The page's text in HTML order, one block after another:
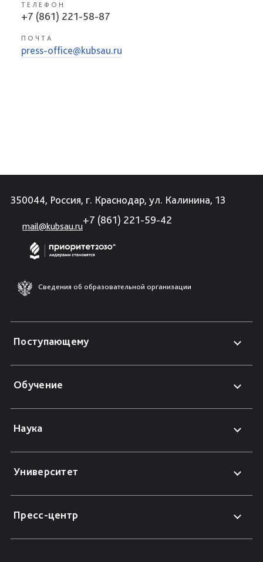
ТЕЛЕФОН
+7 (861) 221-58-87
ПОЧТА
press-office@kubsau.ru
350044, Россия, г. Краснодар, ул. Калинина, 13
mail@kubsau.ru
+7 (861) 221-59-42
Сведения об образовательной организации
Поступающему
Обучение
Наука
Университет
Пресс-центр